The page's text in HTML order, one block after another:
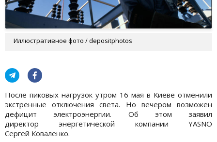
Иллюстративное фото / depositphotos
После пиковых нагрузок утром 16 мая в Киеве отменили
экстренные отключения света. Но вечером возможен
дефицит электроэнергии. Об этом заявил
директор энергетической компании YASNO
Сергей Коваленко.